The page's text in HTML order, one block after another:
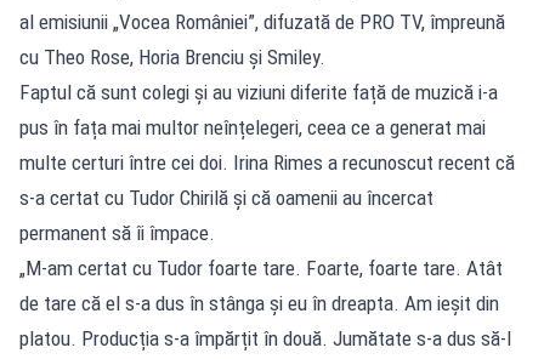
al emisiunii „Vocea României”, difuzată de PRO TV, împreună
cu Theo Rose, Horia Brenciu și Smiley.
Faptul că sunt colegi și au viziuni diferite față de muzică i-a
pus în fața mai multor neînțelegeri, ceea ce a generat mai
multe certuri între cei doi. Irina Rimes a recunoscut recent că
s-a certat cu Tudor Chirilă și că oamenii au încercat
permanent să îi împace.
„M-am certat cu Tudor foarte tare. Foarte, foarte tare. Atât
de tare că el s-a dus în stânga și eu în dreapta. Am ieșit din
platou. Producția s-a împărțit în două. Jumătate s-a dus să-l